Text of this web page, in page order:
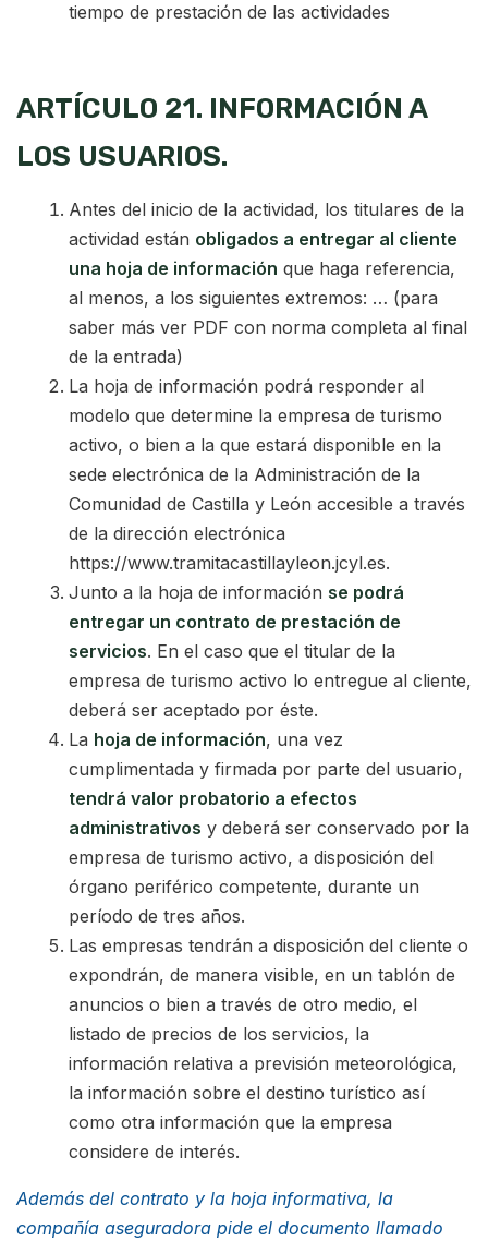
tiempo de prestación de las actividades
ARTÍCULO 21. INFORMACIÓN A
LOS USUARIOS.
Antes del inicio de la actividad, los titulares de la
actividad están obligados a entregar al cliente
una hoja de información que haga referencia,
al menos, a los siguientes extremos: … (para
saber más ver PDF con norma completa al final
de la entrada)
La hoja de información podrá responder al
modelo que determine la empresa de turismo
activo, o bien a la que estará disponible en la
sede electrónica de la Administración de la
Comunidad de Castilla y León accesible a través
de la dirección electrónica
https://www.tramitacastillayleon.jcyl.es.
Junto a la hoja de información se podrá
entregar un contrato de prestación de
servicios. En el caso que el titular de la
empresa de turismo activo lo entregue al cliente,
deberá ser aceptado por éste.
La hoja de información, una vez
cumplimentada y firmada por parte del usuario,
tendrá valor probatorio a efectos
administrativos y deberá ser conservado por la
empresa de turismo activo, a disposición del
órgano periférico competente, durante un
período de tres años.
Las empresas tendrán a disposición del cliente o
expondrán, de manera visible, en un tablón de
anuncios o bien a través de otro medio, el
listado de precios de los servicios, la
información relativa a previsión meteorológica,
la información sobre el destino turístico así
como otra información que la empresa
considere de interés.
Además del contrato y la hoja informativa, la
compañía aseguradora pide el documento llamado